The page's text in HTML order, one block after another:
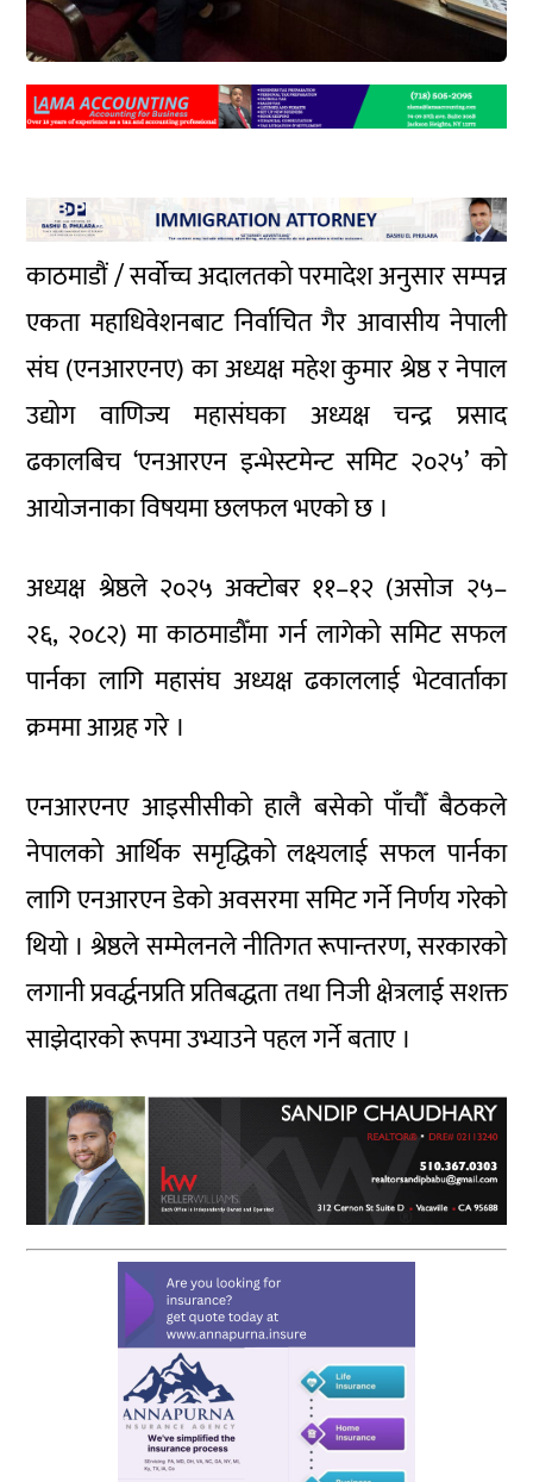
काठमाडौं / सर्वोच्च अदालतको परमादेश अनुसार सम्पन्न
एकता महाधिवेशनबाट निर्वाचित गैर आवासीय नेपाली
संघ (एनआरएनए) का अध्यक्ष महेश कुमार श्रेष्ठ र नेपाल
उद्योग वाणिज्य महासंघका अध्यक्ष चन्द्र प्रसाद
ढकालबिच ‘एनआरएन इन्भेस्टमेन्ट समिट २०२५’ को
आयोजनाका विषयमा छलफल भएको छ ।
अध्यक्ष श्रेष्ठले २०२५ अक्टोबर ११–१२ (असोज २५–
२६, २०८२) मा काठमाडौँमा गर्न लागेको समिट सफल
पार्नका लागि महासंघ अध्यक्ष ढकाललाई भेटवार्ताका
क्रममा आग्रह गरे ।
एनआरएनए आइसीसीको हालै बसेको पाँचौँ बैठकले
नेपालको आर्थिक समृद्धिको लक्ष्यलाई सफल पार्नका
लागि एनआरएन डेको अवसरमा समिट गर्ने निर्णय गरेको
थियो । श्रेष्ठले सम्मेलनले नीतिगत रूपान्तरण, सरकारको
लगानी प्रवर्द्धनप्रति प्रतिबद्धता तथा निजी क्षेत्रलाई सशक्त
साझेदारको रूपमा उभ्याउने पहल गर्ने बताए ।